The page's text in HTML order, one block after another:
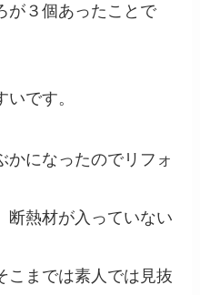
が３個あったことで
です。
かになったのでリフォ
断熱材が入っていない
こまでは素人では見抜